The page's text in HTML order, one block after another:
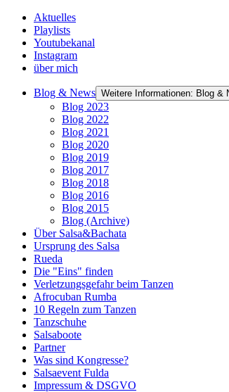
Aktuelles
Playlists
Youtubekanal
Instagram
über mich
Blog & News Weitere Informationen: Blog &
Blog 2023
Blog 2022
Blog 2021
Blog 2020
Blog 2019
Blog 2017
Blog 2018
Blog 2016
Blog 2015
Blog (Archive)
Über Salsa&Bachata
Ursprung des Salsa
Rueda
Die "Eins" finden
Verletzungsgefahr beim Tanzen
Afrocuban Rumba
10 Regeln zum Tanzen
Tanzschuhe
Salsaboote
Partner
Was sind Kongresse?
Salsaevent Fulda
Impressum & DSGVO